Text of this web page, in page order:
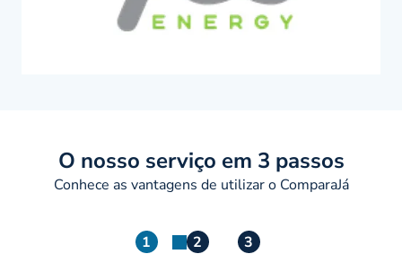
O nosso serviço em 3 passos
Conhece as vantagens de utilizar o ComparaJá
1 2 3